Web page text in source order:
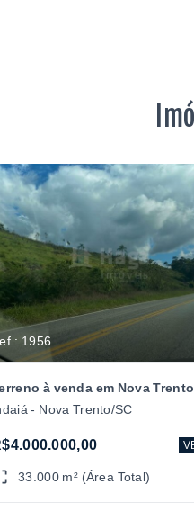
1956
à venda em Nova
- Nova Trento/SC
33.000 m² (Área Total)